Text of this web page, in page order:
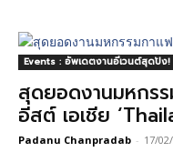
Events : อัพเดตงานอีเวนต์สุดปัง!
สุดยอดงานมหกร
อีสต์ เอเชีย
Padanu Chanpradab - 17/